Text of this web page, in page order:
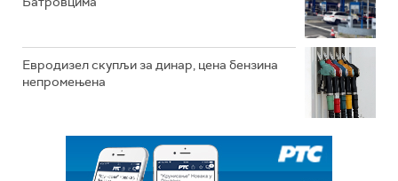
Евродизел скупљи за динар, цена бензина
непромењена